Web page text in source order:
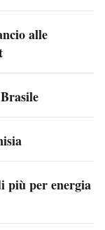
alle
più per energia